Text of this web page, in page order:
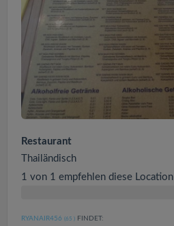
Restaurant
Thailändisch
1 von 1 empfehlen diese Location
RYANAIR456 (65 ) FINDET: